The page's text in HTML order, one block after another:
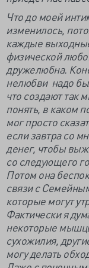
Что до моей
изменилось,
каждые
физической
дружелюбна.
нелюбви надо
что создают так
понять, в каком
мог просто
если завтра со
денег, чтобы
со следующего
Потом она
связи с
которые могут
Фактически я
некоторые
сухожилия,
могу делать